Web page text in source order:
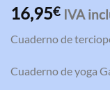
Valorado
con4.67
base a
3
16,95€ IVA
Cuaderno de
Cuaderno de yoga